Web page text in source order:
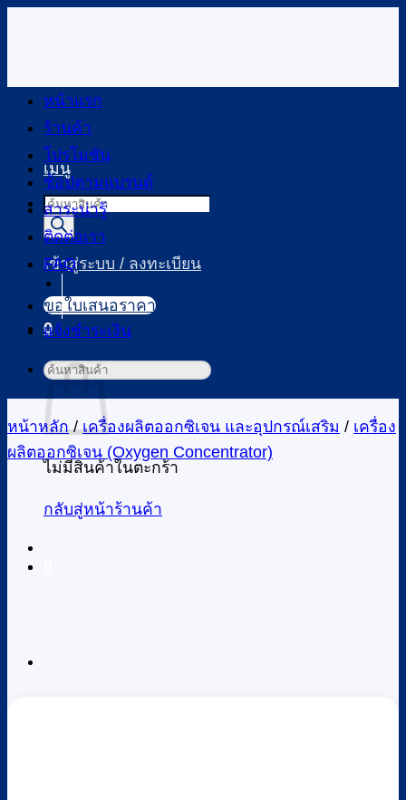
เนื้อหา
เมนู
Products
search
เข้าสู่ระบบ / ลงทะเบียน
0
ไม่มีสินค้าในตะกร้า
กลับสู่หน้าร้านค้า
หน้าแรก
ร้านค้า
โปรโมชัน
ช้อปตามแบรนด์
สาระน่ารู้
ติดต่อเรา
FAQ
ขอใบเสนอราคา
แจ้งชำระเงิน
ค้นหา:
หน้าหลัก / เครื่องผลิตออกซิเจน และอุปกรณ์เสริม / เครื่อง
ผลิตออกซิเจน (Oxygen Concentrator)